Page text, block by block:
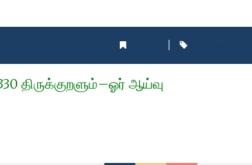
திருக்குறளும்–ஓர் ஆய்வு